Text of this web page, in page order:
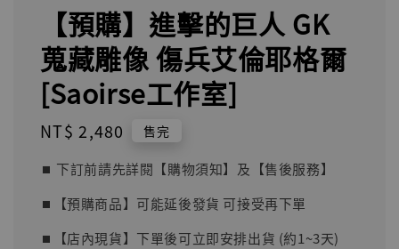
【預購】進擊的巨人 GK
蒐藏雕像 傷兵艾倫耶格爾
[Saoirse工作室]
Regular
NT$ 2,480 售完
⏹︎ 下訂前請先詳閱【購物須知】及【售後服務】
⏹︎【預購商品】可能延後發貨 可接受再下單
⏹︎【店內現貨】下單後可立即安排出貨 (約1~3天)